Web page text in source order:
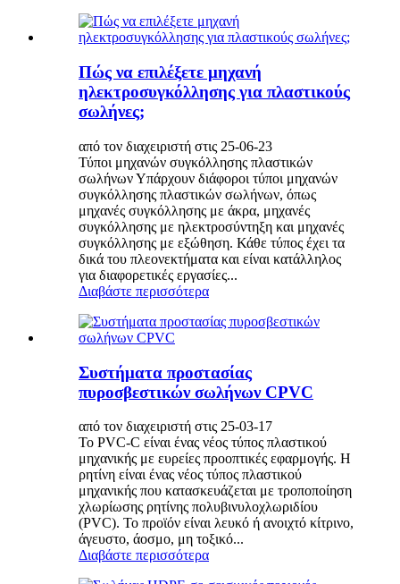
Πώς να επιλέξετε μηχανή
ηλεκτροσυγκόλλησης για πλαστικούς
σωλήνες;
από τον διαχειριστή στις 25-06-23
Τύποι μηχανών συγκόλλησης πλαστικών
σωλήνων Υπάρχουν διάφοροι τύποι μηχανών
συγκόλλησης πλαστικών σωλήνων, όπως
μηχανές συγκόλλησης με άκρα, μηχανές
συγκόλλησης με ηλεκτροσύντηξη και μηχανές
συγκόλλησης με εξώθηση. Κάθε τύπος έχει τα
δικά του πλεονεκτήματα και είναι κατάλληλος
για διαφορετικές εργασίες...
Διαβάστε περισσότερα
Συστήματα προστασίας
πυροσβεστικών σωλήνων CPVC
από τον διαχειριστή στις 25-03-17
Το PVC-C είναι ένας νέος τύπος πλαστικού
μηχανικής με ευρείες προοπτικές εφαρμογής. Η
ρητίνη είναι ένας νέος τύπος πλαστικού
μηχανικής που κατασκευάζεται με τροποποίηση
χλωρίωσης ρητίνης πολυβινυλοχλωριδίου
(PVC). Το προϊόν είναι λευκό ή ανοιχτό κίτρινο,
άγευστο, άοσμο, μη τοξικό...
Διαβάστε περισσότερα